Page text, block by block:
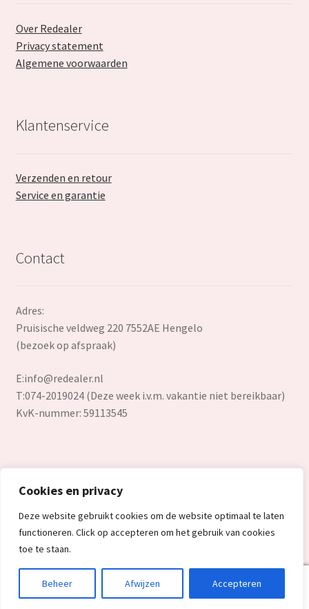
Cookies en privacy
Deze website gebruikt cookies om de website optimaal te laten
functioneren. Click op accepteren om het gebruik van cookies
toe te staan.
Beheer Afwijzen Accepteren
Over Redealer
Privacy statement
Algemene voorwaarden
Klantenservice
Verzenden en retour
Service en garantie
Contact
Adres:
Pruisische veldweg 220 7552AE Hengelo
(bezoek op afspraak)
E:info@redealer.nl
T:074-2019024 (Deze week i.v.m. vakantie niet bereikbaar)
KvK-nummer: 59113545
© Redealer.nl | Gecontroleerde retourproducten en nieuwe
overstockproducten tegen een onverslaanbare lage prijs.
2026
Search
Search